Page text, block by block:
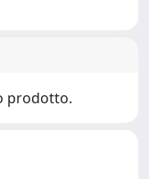
prodotto.